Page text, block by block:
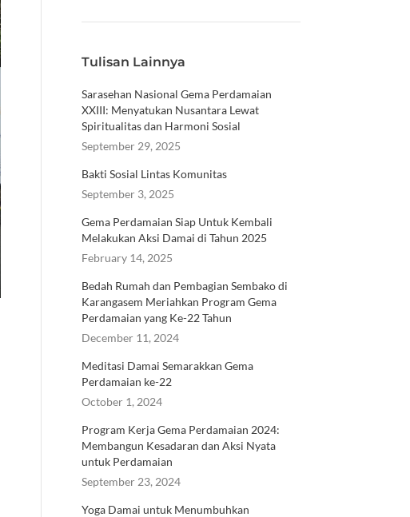
Tulisan Lainnya
Sarasehan Nasional Gema Perdamaian
XXIII: Menyatukan Nusantara Lewat
Spiritualitas dan Harmoni Sosial
September 29, 2025
Bakti Sosial Lintas Komunitas
September 3, 2025
Gema Perdamaian Siap Untuk Kembali
Melakukan Aksi Damai di Tahun 2025
February 14, 2025
Bedah Rumah dan Pembagian Sembako di
Karangasem Meriahkan Program Gema
Perdamaian yang Ke-22 Tahun
December 11, 2024
Meditasi Damai Semarakkan Gema
Perdamaian ke-22
October 1, 2024
Program Kerja Gema Perdamaian 2024:
Membangun Kesadaran dan Aksi Nyata
untuk Perdamaian
September 23, 2024
Yoga Damai untuk Menumbuhkan